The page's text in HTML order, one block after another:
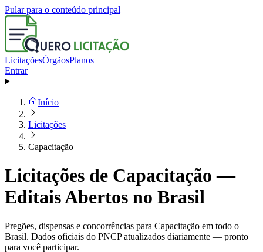
Pular para o conteúdo principal
LicitaçõesÓrgãosPlanos
Entrar
Início
Licitações
Capacitação
Licitações de Capacitação —
Editais Abertos no Brasil
Pregões, dispensas e concorrências para Capacitação em todo o
Brasil. Dados oficiais do PNCP atualizados diariamente — pronto
para você participar.